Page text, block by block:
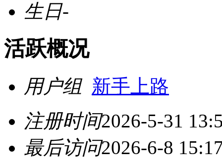
生日-
活跃概况
用户组 新手上路
注册时间2026-5-31
最后访问2026-6-8